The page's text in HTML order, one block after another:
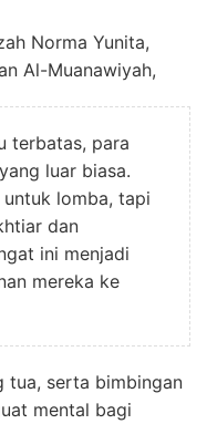
Norma Yunita,
Al-Muanawiyah,
terbatas, para
luar biasa.
lomba, tapi
dan
ini menjadi
mereka ke
tua, serta bimbingan
mental bagi